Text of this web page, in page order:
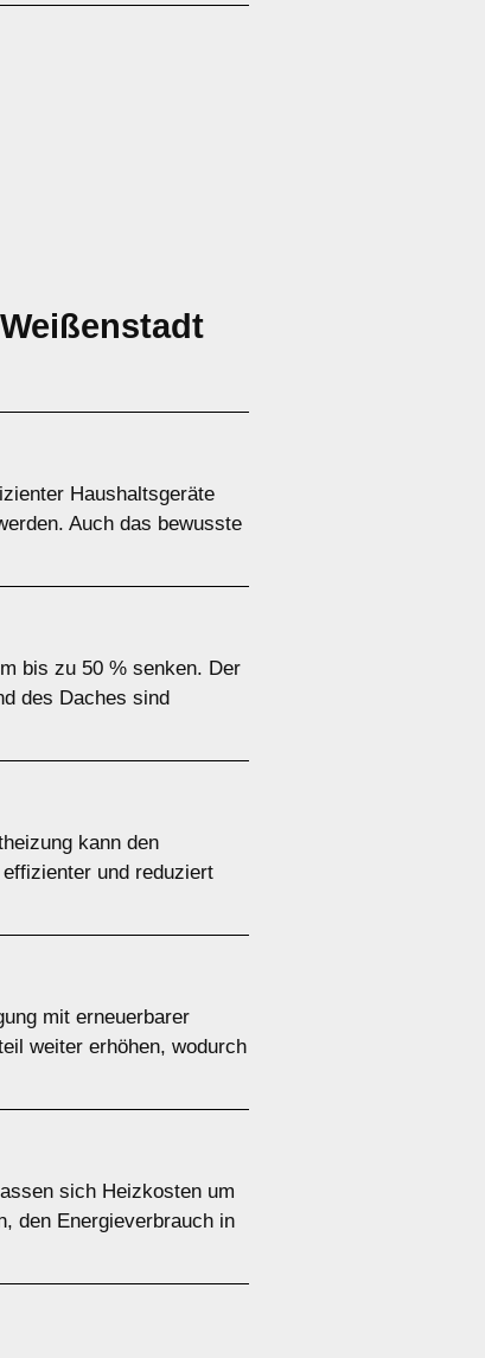
Haushaltsgeräte
Auch das bewusste
bis zu 50 % senken. Der
des Daches sind
kann den
und reduziert
mit erneuerbarer
weiter erhöhen, wodurch
sich Heizkosten um
den Energieverbrauch in